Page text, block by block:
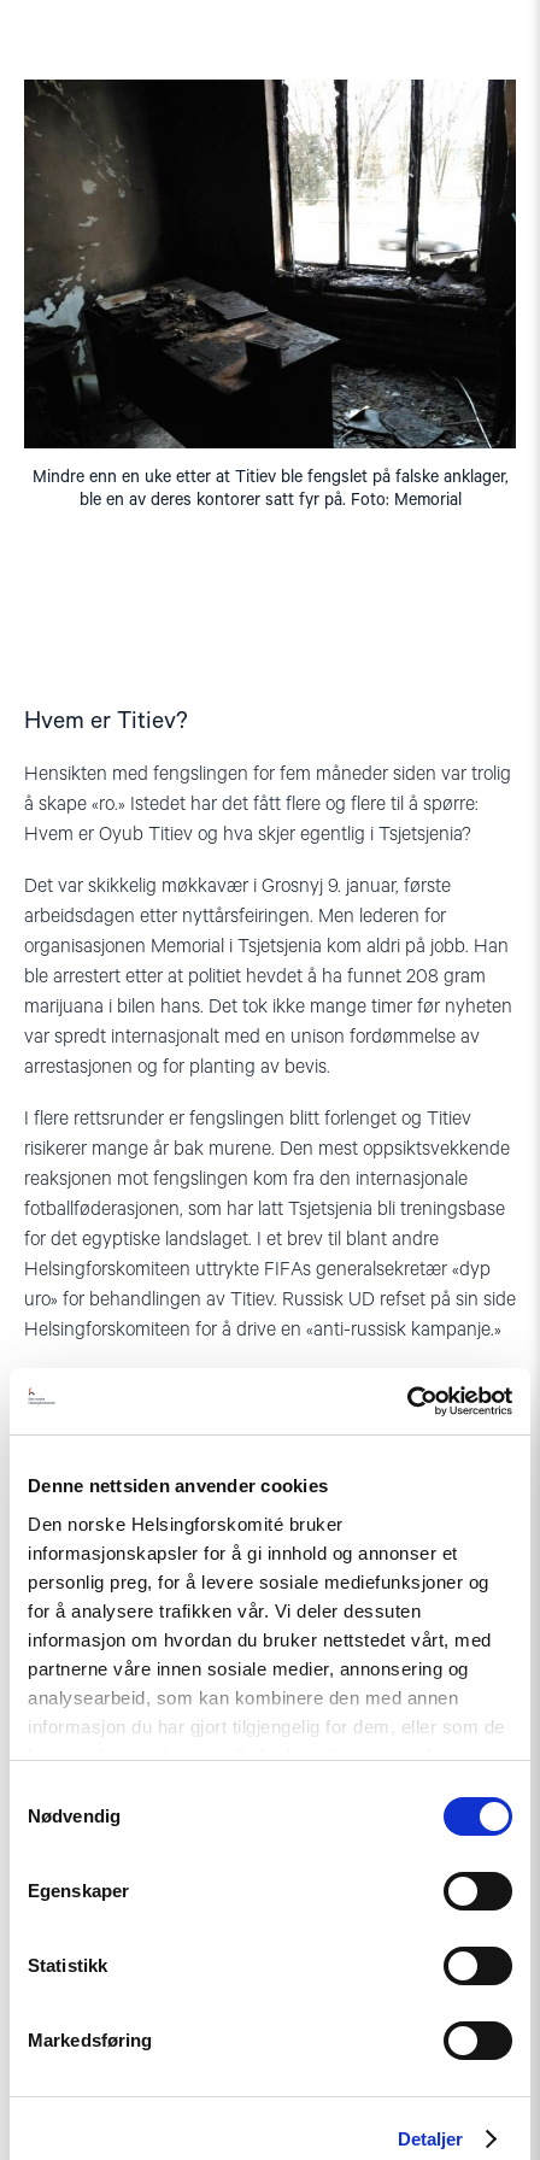
Denne nettsiden anvender cookies
Den norske Helsingforskomité bruker
informasjonskapsler for å gi innhold og annonser et
personlig preg, for å levere sosiale mediefunksjoner og
for å analysere trafikken vår. Vi deler dessuten
informasjon om hvordan du bruker nettstedet vårt, med
partnerne våre innen sosiale medier, annonsering og
analysearbeid, som kan kombinere den med annen
informasjon du har gjort tilgjengelig for dem, eller som de
har samlet inn gjennom din bruk av tjenestene deres.
Nødvendig
Egenskaper
Statistikk
Markedsføring
Detaljer
Mindre enn en uke etter at Titiev ble fengslet på falske anklager,
ble en av deres kontorer satt fyr på. Foto: Memorial
Hvem er Titiev?
Hensikten med fengslingen for fem måneder siden var trolig
å skape «ro.» Istedet har det fått flere og flere til å spørre:
Hvem er Oyub Titiev og hva skjer egentlig i Tsjetsjenia?
Det var skikkelig møkkavær i Grosnyj 9. januar, første
arbeidsdagen etter nyttårsfeiringen. Men lederen for
organisasjonen Memorial i Tsjetsjenia kom aldri på jobb. Han
ble arrestert etter at politiet hevdet å ha funnet 208 gram
marijuana i bilen hans. Det tok ikke mange timer før nyheten
var spredt internasjonalt med en unison fordømmelse av
arrestasjonen og for planting av bevis.
I flere rettsrunder er fengslingen blitt forlenget og Titiev
risikerer mange år bak murene. Den mest oppsiktsvekkende
reaksjonen mot fengslingen kom fra den internasjonale
fotballføderasjonen, som har latt Tsjetsjenia bli treningsbase
for det egyptiske landslaget. I et brev til blant andre
Helsingforskomiteen uttrykte FIFAs generalsekretær «dyp
uro» for behandlingen av Titiev. Russisk UD refset på sin side
Helsingforskomiteen for å drive en «anti-russisk kampanje.»
Fortsatt press
han blir løslatt med det første. Men et fortsatt sterkt press
må til for å unngå at situasjonen i Tsjetsjeniagår fra vondt til
verre, sier Milasjina.
Oyub Titiev har sittet fengslet siden 9. januar 2018.